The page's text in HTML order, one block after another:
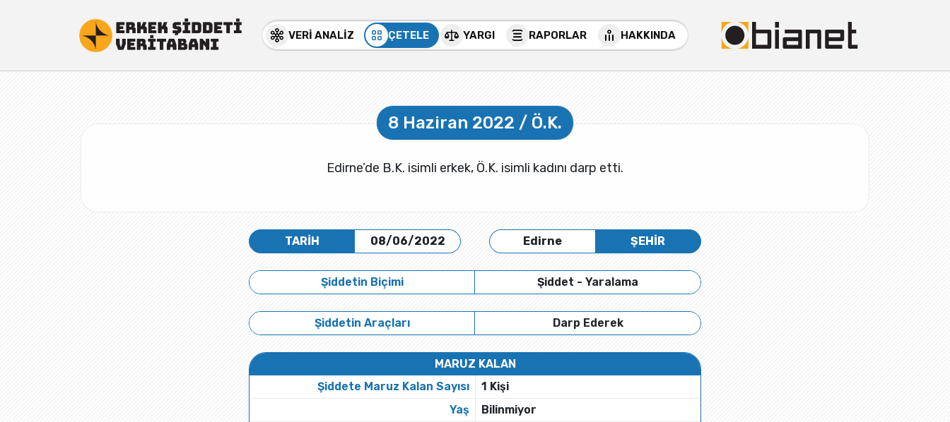
VERİ ANALİZ ÇETELE YARGI RAPORLAR HAKKINDA
8 Haziran 2022 / Ö.K.
Edirne’de B.K. isimli erkek, Ö.K. isimli kadını darp etti.
TARİH 08/06/2022 Edirne ŞEHİR
Şiddetin Biçimi Şiddet - Yaralama
Şiddetin Araçları Darp Ederek
MARUZ KALAN
Şiddete Maruz Kalan Sayısı
1 Kişi
Yaş
Bilinmiyor